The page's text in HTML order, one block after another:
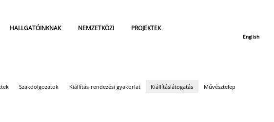
HALLGATÓINKNAK NEMZETKÖZI PROJEKTEK
English
Szakdolgozatok Kiállítás-rendezési gyakorlat Kiállításlátogatás
Művésztelep